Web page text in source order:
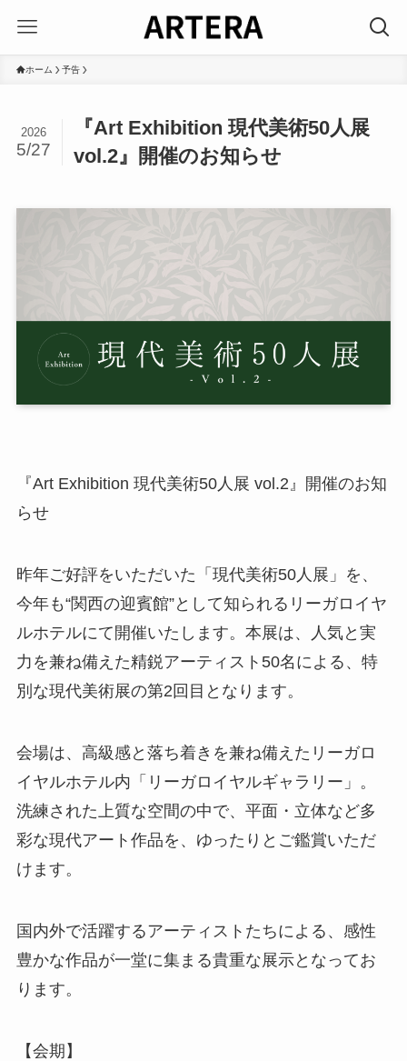
ホーム 予告
『Art Exhibition 現代美術50人展
vol.2』開催のお知らせ
2026
5/27
『Art Exhibition 現代美術50人展 vol.2』開催のお知
らせ
昨年ご好評をいただいた「現代美術50人展」を、
今年も“関西の迎賓館”として知られるリーガロイヤ
ルホテルにて開催いたします。本展は、人気と実
力を兼ね備えた精鋭アーティスト50名による、特
別な現代美術展の第2回目となります。
会場は、高級感と落ち着きを兼ね備えたリーガロ
イヤルホテル内「リーガロイヤルギャラリー」。
洗練された上質な空間の中で、平面・立体など多
彩な現代アート作品を、ゆったりとご鑑賞いただ
けます。
国内外で活躍するアーティストたちによる、感性
豊かな作品が一堂に集まる貴重な展示となってお
ります。
【会期】